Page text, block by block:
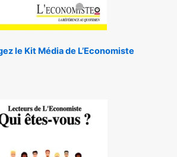
le Kit Média de L’Economiste